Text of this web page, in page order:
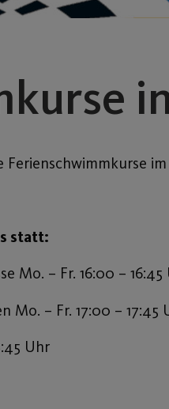
statt:
Mo. – Fr. 16:00 – 16:45
– Fr. 17:00 – 17:45
Uhr